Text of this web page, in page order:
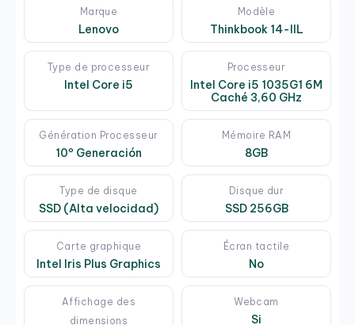
Marque
Lenovo
Modèle
Thinkbook 14-IIL
Type de processeur
Intel Core i5
Processeur
Intel Core i5 1035G1 6M
Caché 3,60 GHz
Génération Processeur
10º Generación
Mémoire RAM
8GB
Type de disque
SSD (Alta velocidad)
Disque dur
SSD 256GB
Carte graphique
Intel Iris Plus Graphics
Écran tactile
No
Affichage des
dimensions
Webcam
Si